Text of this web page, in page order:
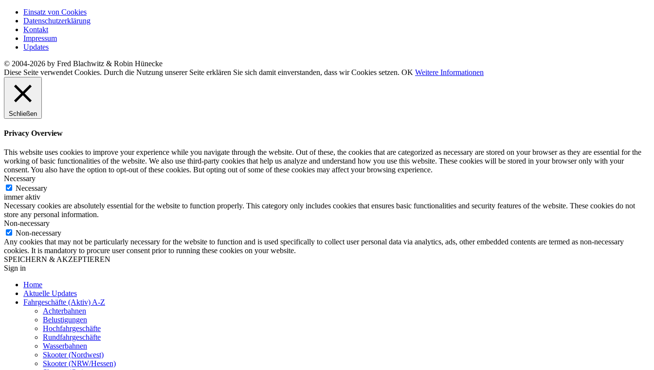
Einsatz von Cookies
Datenschutzerklärung
Kontakt
Impressum
Updates
© 2004-2026 by Fred Blachwitz & Robin Hünecke
Diese Seite verwendet Cookies. Durch die Nutzung unserer Seite erklären Sie sich damit einverstanden, dass wir Cookies setzen. OK Weitere Informationen
Schließen
Privacy Overview
This website uses cookies to improve your experience while you navigate through the website. Out of these, the cookies that are categorized as necessary are stored on your browser as they are essential for the
working of basic functionalities of the website. We also use third-party cookies that help us analyze and understand how you use this website. These cookies will be stored in your browser only with your
consent. You also have the option to opt-out of these cookies. But opting out of some of these cookies may affect your browsing experience.
Necessary
Necessary
immer aktiv
Necessary cookies are absolutely essential for the website to function properly. This category only includes cookies that ensures basic functionalities and security features of the website. These cookies do not
store any personal information.
Non-necessary
Non-necessary
Any cookies that may not be particularly necessary for the website to function and is used specifically to collect user personal data via analytics, ads, other embedded contents are termed as non-necessary
cookies. It is mandatory to procure user consent prior to running these cookies on your website.
SPEICHERN & AKZEPTIEREN
Sign in
Home
Aktuelle Updates
Fahrgeschäfte (Aktiv) A-Z
Achterbahnen
Belustigungen
Hochfahrgeschäfte
Rundfahrgeschäfte
Wasserbahnen
Skooter (Nordwest)
Skooter (NRW/Hessen)